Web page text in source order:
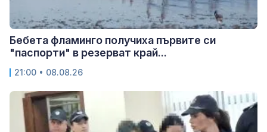
Бебета фламинго получиха първите си
"паспорти" в резерват край...
21:00 • 08.08.26